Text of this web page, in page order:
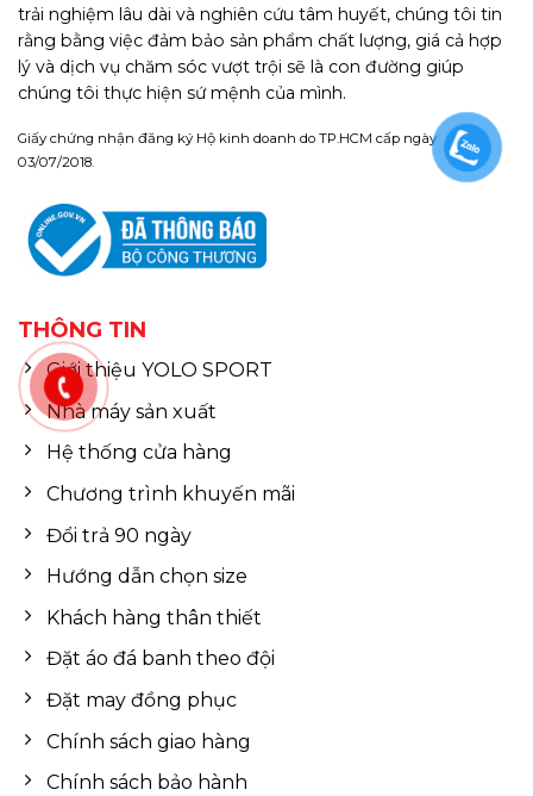
trải nghiệm lâu dài và nghiên cứu tâm huyết, chúng tôi tin
rằng bằng việc đảm bảo sản phẩm chất lượng, giá cả hợp
lý và dịch vụ chăm sóc vượt trội sẽ là con đường giúp
chúng tôi thực hiện sứ mệnh của mình.
Giấy chứng nhận đăng ký Hộ kinh doanh do TP.HCM cấp ngày
03/07/2018.
THÔNG TIN
Giới thiệu YOLO SPORT
Nhà máy sản xuất
Hệ thống cửa hàng
Chương trình khuyến mãi
Đổi trả 90 ngày
Hướng dẫn chọn size
Khách hàng thân thiết
Đặt áo đá banh theo đội
Đặt may đồng phục
Chính sách giao hàng
Chính sách bảo hành